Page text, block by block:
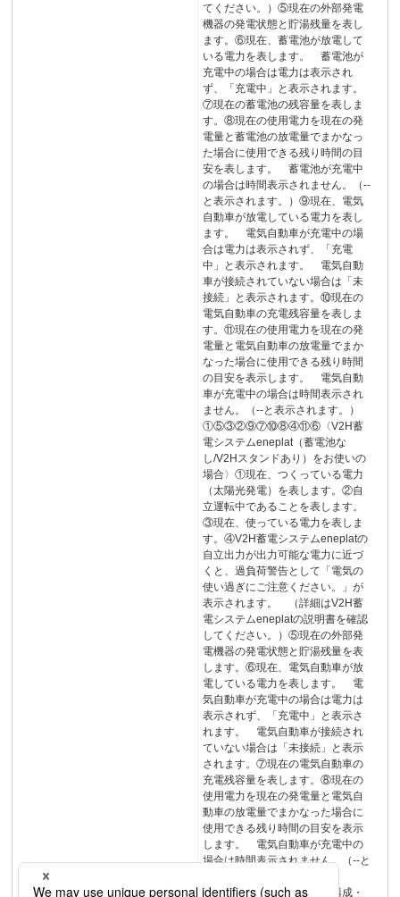
てください。）⑤現在の外部発電
機器の発電状態と貯湯残量を表し
ます。⑥現在、蓄電池が放電して
いる電力を表します。 蓄電池が
充電中の場合は電力は表示され
ず、「充電中」と表示されます。
⑦現在の蓄電池の残容量を表しま
す。⑧現在の使用電力を現在の発
電量と蓄電池の放電量でまかなっ
た場合に使用できる残り時間の目
安を表します。 蓄電池が充電中
の場合は時間表示されません。（--
と表示されます。）⑨現在、電気
自動車が放電している電力を表し
ます。 電気自動車が充電中の場
合は電力は表示されず、「充電
中」と表示されます。 電気自動
車が接続されていない場合は「未
接続」と表示されます。⑩現在の
電気自動車の充電残容量を表しま
す。⑪現在の使用電力を現在の発
電量と電気自動車の放電量でまか
なった場合に使用できる残り時間
の目安を表示します。 電気自動
車が充電中の場合は時間表示され
ません。（--と表示されます。）
①⑤③②⑨⑦⑩⑧④⑪⑥〈V2H蓄
電システムeneplat（蓄電池な
し/V2Hスタンドあり）をお使いの
場合〉①現在、つくっている電力
（太陽光発電）を表します。②自
立運転中であることを表します。
③現在、使っている電力を表しま
す。④V2H蓄電システムeneplatの
自立出力が出力可能な電力に近づ
くと、過負荷警告として「電気の
使い過ぎにご注意ください。」が
表示されます。 （詳細はV2H蓄
電システムeneplatの説明書を確認
してください。）⑤現在の外部発
電機器の発電状態と貯湯残量を表
します。⑥現在、電気自動車が放
電している電力を表します。 電
気自動車が充電中の場合は電力は
表示されず、「充電中」と表示さ
れます。 電気自動車が接続され
ていない場合は「未接続」と表示
されます。⑦現在の電気自動車の
充電残容量を表します。⑧現在の
使用電力を現在の発電量と電気自
動車の放電量でまかなった場合に
使用できる残り時間の目安を表示
します。 電気自動車が充電中の
場合は時間表示されません。（--と
①⑤②③⑥⑦④⑧システム構成・